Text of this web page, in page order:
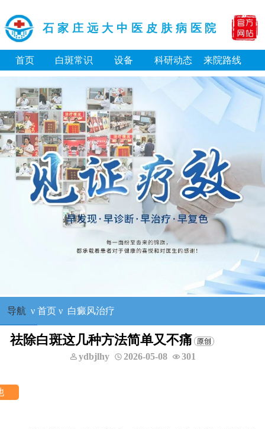
石家庄远大中医皮肤病医院
首页 白斑常识 设备 科研动态 来院路线
导航 ν 首页ν 白癜风治疗
祛除白斑这几种方法简单又不痛
ydbjlhy 2026-05-08 301
王明峰
擅长：头面部白癜风，青少年白癜风